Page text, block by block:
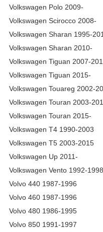
Volkswagen Polo 2009-
Volkswagen Scirocco 2008-
Volkswagen Sharan 1995-
Volkswagen Sharan 2010-
Volkswagen Tiguan 2007-
Volkswagen Tiguan 2015-
Volkswagen Touareg 2002-
Volkswagen Touran 2003-
Volkswagen Touran 2015-
Volkswagen T4 1990-2003
Volkswagen T5 2003-2015
Volkswagen Up 2011-
Volkswagen Vento 1992-1998
Volvo 440 1987-1996
Volvo 460 1987-1996
Volvo 480 1986-1995
Volvo 850 1991-1997